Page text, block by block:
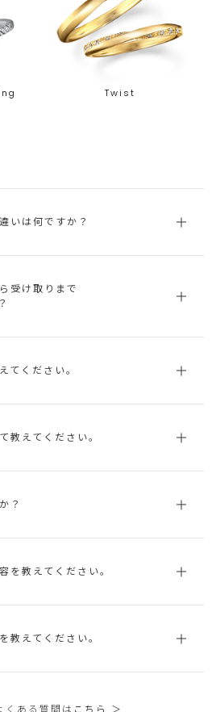
Twist
いは何ですか？
受け取りまで
てください。
教えてください。
？
を教えてください。
教えてください。